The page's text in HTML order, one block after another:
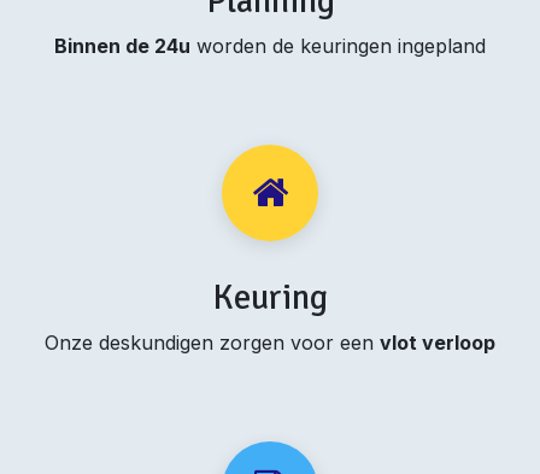
Binnen de 24u worden de keuringen ingepland
Keuring
Onze deskundigen zorgen voor een vlot verloop